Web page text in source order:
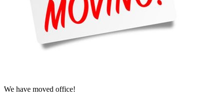
We have moved office!